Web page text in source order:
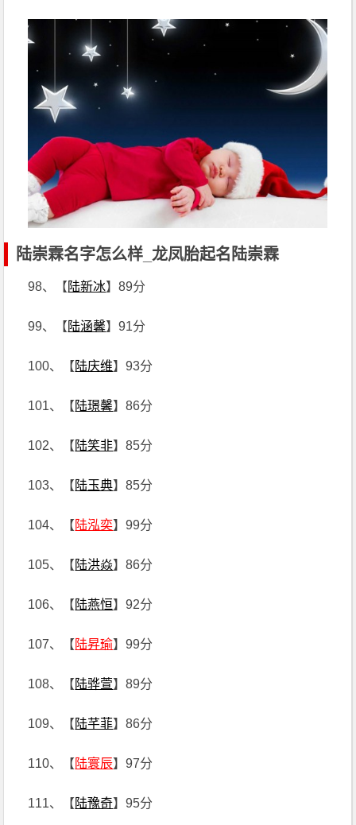
陆崇霖名字怎么样_龙凤胎起名陆崇霖
98、【陆新冰】89分
99、【陆涵馨】91分
100、【陆庆维】93分
101、【陆璟馨】86分
102、【陆笑非】85分
103、【陆玉典】85分
104、【陆泓奕】99分
105、【陆洪焱】86分
106、【陆燕恒】92分
107、【陆昇瑜】99分
108、【陆骅萱】89分
109、【陆芊菲】86分
110、【陆寰辰】97分
111、【陆豫奇】95分